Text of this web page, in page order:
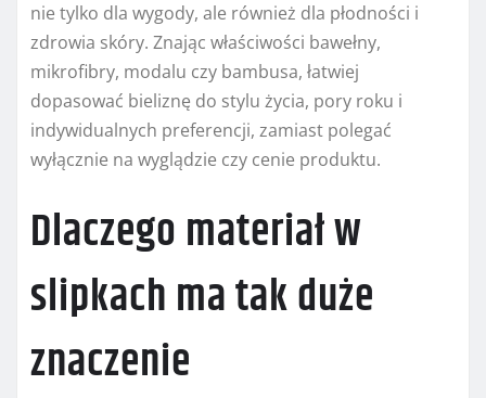
nie tylko dla wygody, ale również dla płodności i
zdrowia skóry. Znając właściwości bawełny,
mikrofibry, modalu czy bambusa, łatwiej
dopasować bieliznę do stylu życia, pory roku i
indywidualnych preferencji, zamiast polegać
wyłącznie na wyglądzie czy cenie produktu.
Dlaczego materiał w
slipkach ma tak duże
znaczenie